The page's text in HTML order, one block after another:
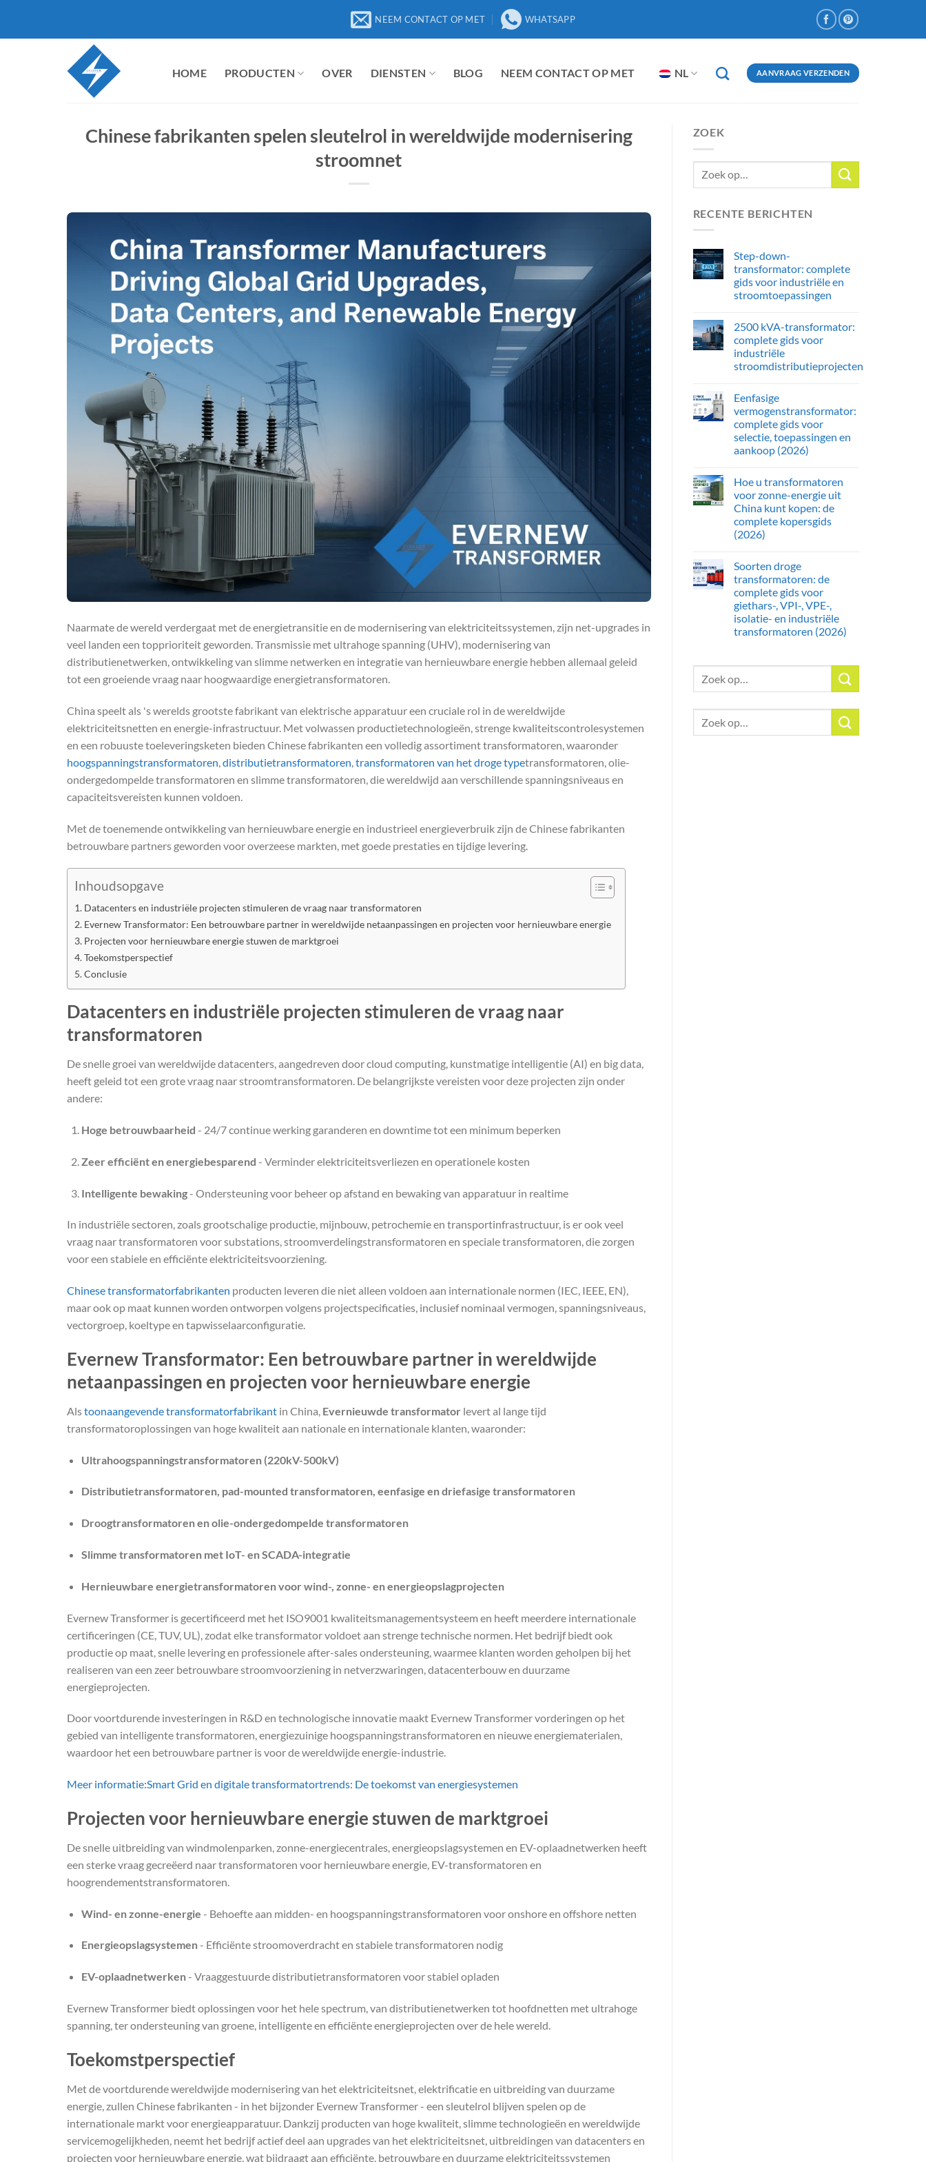
inhoud
NEEM CONTACT OP MET WHATSAPP
HOME PRODUCTEN OVER DIENSTEN BLOG NEEM CONTACT OP MET NL AANVRAAG VERZENDEN
Chinese fabrikanten spelen sleutelrol in wereldwijde modernisering
stroomnet
Naarmate de wereld verdergaat met de energietransitie en de modernisering van elektriciteitssystemen, zijn net-upgrades in
veel landen een topprioriteit geworden. Transmissie met ultrahoge spanning (UHV), modernisering van
distributienetwerken, ontwikkeling van slimme netwerken en integratie van hernieuwbare energie hebben allemaal geleid
tot een groeiende vraag naar hoogwaardige energietransformatoren.
China speelt als 's werelds grootste fabrikant van elektrische apparatuur een cruciale rol in de wereldwijde
elektriciteitsnetten en energie-infrastructuur. Met volwassen productietechnologieën, strenge kwaliteitscontrolesystemen
en een robuuste toeleveringsketen bieden Chinese fabrikanten een volledig assortiment transformatoren, waaronder
hoogspanningstransformatoren distributietransformatoren transformatoren van het droge typetransformatoren, olie-
ondergedompelde transformatoren en slimme transformatoren, die wereldwijd aan verschillende spanningsniveaus en
capaciteitsvereisten kunnen voldoen.
Met de toenemende ontwikkeling van hernieuwbare energie en industrieel energieverbruik zijn de Chinese fabrikanten
betrouwbare partners geworden voor overzeese markten, met goede prestaties en tijdige levering.
Inhoudsopgave
Datacenters en industriële projecten stimuleren de vraag naar transformatoren
Evernew Transformator: Een betrouwbare partner in wereldwijde netaanpassingen en projecten voor hernieuwbare energie
Projecten voor hernieuwbare energie stuwen de marktgroei
Toekomstperspectief
Conclusie
Datacenters en industriële projecten stimuleren de vraag naar
transformatoren
De snelle groei van wereldwijde datacenters, aangedreven door cloud computing, kunstmatige intelligentie (AI) en big data,
heeft geleid tot een grote vraag naar stroomtransformatoren. De belangrijkste vereisten voor deze projecten zijn onder
andere:
Hoge betrouwbaarheid - 24/7 continue werking garanderen en downtime tot een minimum beperken
Zeer efficiënt en energiebesparend - Verminder elektriciteitsverliezen en operationele kosten
Intelligente bewaking- Ondersteuning voor beheer op afstand en bewaking van apparatuur in realtime
In industriële sectoren, zoals grootschalige productie, mijnbouw, petrochemie en transportinfrastructuur, is er ook veel
vraag naar transformatoren voor substations, stroomverdelingstransformatoren en speciale transformatoren, die zorgen
voor een stabiele en efficiënte elektriciteitsvoorziening.
Chinese transformatorfabrikanten producten leveren die niet alleen voldoen aan internationale normen (IEC, IEEE, EN),
maar ook op maat kunnen worden ontworpen volgens projectspecificaties, inclusief nominaal vermogen, spanningsniveaus,
vectorgroep, koeltype en tapwisselaarconfiguratie.
Evernew Transformator: Een betrouwbare partner in wereldwijde
netaanpassingen en projecten voor hernieuwbare energie
Alstoonaangevende transformatorfabrikant in China, Evernieuwde transformator levert al lange tijd
transformatoroplossingen van hoge kwaliteit aan nationale en internationale klanten, waaronder:
Ultrahoogspanningstransformatoren (220kV-500kV)
Distributietransformatoren, pad-mounted transformatoren, eenfasige en driefasige transformatoren
Droogtransformatoren en olie-ondergedompelde transformatoren
Slimme transformatoren met IoT- en SCADA-integratie
Hernieuwbare energietransformatoren voor wind-, zonne- en energieopslagprojecten
Evernew Transformer is gecertificeerd met het ISO9001 kwaliteitsmanagementsysteem en heeft meerdere internationale
certificeringen (CE, TUV, UL), zodat elke transformator voldoet aan strenge technische normen. Het bedrijf biedt ook
productie op maat, snelle levering en professionele after-sales ondersteuning, waarmee klanten worden geholpen bij het
realiseren van een zeer betrouwbare stroomvoorziening in netverzwaringen, datacenterbouw en duurzame
energieprojecten.
Door voortdurende investeringen in R&D en technologische innovatie maakt Evernew Transformer vorderingen op het
gebied van intelligente transformatoren, energiezuinige hoogspanningstransformatoren en nieuwe energiematerialen,
waardoor het een betrouwbare partner is voor de wereldwijde energie-industrie.
Meer informatie:Smart Grid en digitale transformatortrends: De toekomst van energiesystemen
Projecten voor hernieuwbare energie stuwen de marktgroei
De snelle uitbreiding van windmolenparken, zonne-energiecentrales, energieopslagsystemen en EV-oplaadnetwerken heeft
een sterke vraag gecreëerd naar transformatoren voor hernieuwbare energie, EV-transformatoren en
hoogrendementstransformatoren.
Wind- en zonne-energie - Behoefte aan midden- en hoogspanningstransformatoren voor onshore en offshore netten
Energieopslagsystemen- Efficiënte stroomoverdracht en stabiele transformatoren nodig
EV-oplaadnetwerken- Vraaggestuurde distributietransformatoren voor stabiel opladen
Evernew Transformer biedt oplossingen voor het hele spectrum, van distributienetwerken tot hoofdnetten met ultrahoge
spanning, ter ondersteuning van groene, intelligente en efficiënte energieprojecten over de hele wereld.
Toekomstperspectief
Met de voortdurende wereldwijde modernisering van het elektriciteitsnet, elektrificatie en uitbreiding van duurzame
energie, zullen Chinese fabrikanten - in het bijzonder Evernew Transformer - een sleutelrol blijven spelen op de
internationale markt voor energieapparatuur. Dankzij producten van hoge kwaliteit, slimme technologieën en wereldwijde
servicemogelijkheden, neemt het bedrijf actief deel aan upgrades van het elektriciteitsnet, uitbreidingen van datacenters en
projecten voor hernieuwbare energie, wat bijdraagt aan efficiënte, betrouwbare en duurzame elektriciteitssystemen
ZOEK
RECENTE BERICHTEN
Step-down-
transformator: complete
gids voor industriële en
stroomtoepassingen
2500 kVA-transformator:
complete gids voor
industriële
stroomdistributieprojecten
Eenfasige
vermogenstransformator:
complete gids voor
selectie, toepassingen en
aankoop (2026)
Hoe u transformatoren
voor zonne-energie uit
China kunt kopen: de
complete kopersgids
(2026)
Soorten droge
transformatoren: de
complete gids voor
giethars-, VPI-, VPE-,
isolatie- en industriële
transformatoren (2026)